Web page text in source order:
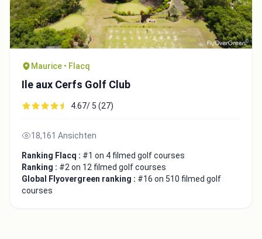
Maurice • Flacq
Ile aux Cerfs Golf Club
4.67/ 5 (27)
18,161 Ansichten
Ranking Flacq : #1 on 4 filmed golf courses
Ranking : #2 on 12 filmed golf courses
Global Flyovergreen ranking : #16 on 510 filmed golf
courses